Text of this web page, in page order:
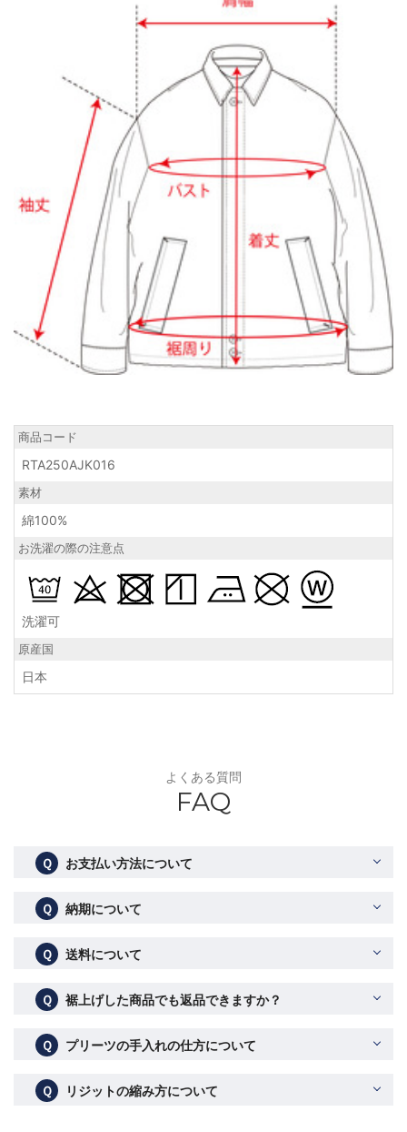
商品コード
RTA250AJK016
素材
綿100%
お洗濯の際の注意点
洗濯可
原産国
日本
よくある質問
FAQ
Ｑ お支払い方法について
Ｑ 納期について
Ｑ 送料について
Ｑ 裾上げした商品でも返品できますか？
Ｑ プリーツの手入れの仕方について
Ｑ リジットの縮み方について